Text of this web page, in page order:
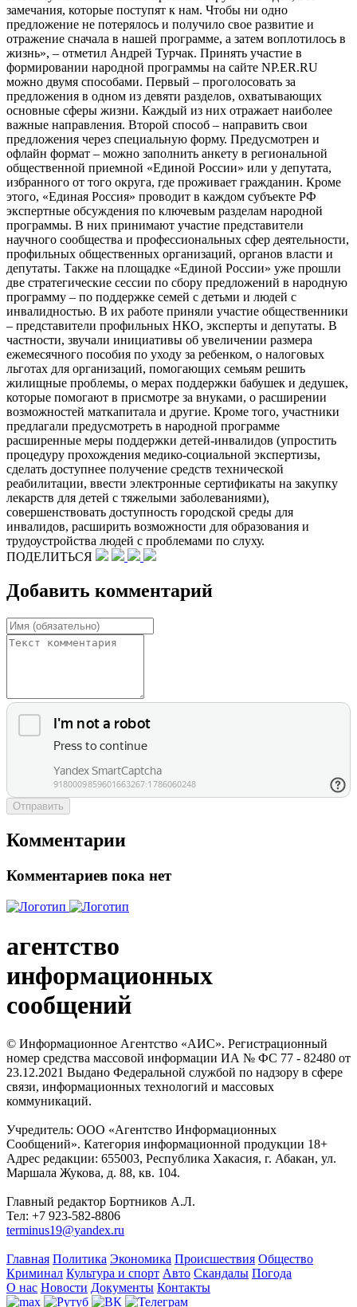
замечания, которые поступят к нам. Чтобы ни одно
предложение не потерялось и получило свое развитие и
отражение сначала в нашей программе, а затем воплотилось в
жизнь», – отметил Андрей Турчак. Принять участие в
формировании народной программы на сайте NP.ER.RU
можно двумя способами. Первый – проголосовать за
предложения в одном из девяти разделов, охватывающих
основные сферы жизни. Каждый из них отражает наиболее
важные направления. Второй способ – направить свои
предложения через специальную форму. Предусмотрен и
офлайн формат – можно заполнить анкету в региональной
общественной приемной «Единой России» или у депутата,
избранного от того округа, где проживает гражданин. Кроме
этого, «Единая Россия» проводит в каждом субъекте РФ
экспертные обсуждения по ключевым разделам народной
программы. В них принимают участие представители
научного сообщества и профессиональных сфер деятельности,
профильных общественных организаций, органов власти и
депутаты. Также на площадке «Единой России» уже прошли
две стратегические сессии по сбору предложений в народную
программу – по поддержке семей с детьми и людей с
инвалидностью. В их работе приняли участие общественники
– представители профильных НКО, эксперты и депутаты. В
частности, звучали инициативы об увеличении размера
ежемесячного пособия по уходу за ребенком, о налоговых
льготах для организаций, помогающих семьям решить
жилищные проблемы, о мерах поддержки бабушек и дедушек,
которые помогают в присмотре за внуками, о расширении
возможностей маткапитала и другие. Кроме того, участники
предлагали предусмотреть в народной программе
расширенные меры поддержки детей-инвалидов (упростить
процедуру прохождения медико-социальной экспертизы,
сделать доступнее получение средств технической
реабилитации, ввести электронные сертификаты на закупку
лекарств для детей с тяжелыми заболеваниями),
совершенствовать доступность городской среды для
инвалидов, расширить возможности для образования и
трудоустройства людей с проблемами по слуху.
ПОДЕЛИТЬСЯ
Добавить комментарий
Отправить
Комментарии
Комментариев пока нет
агентство
информационных
сообщений
© Информационное Агентство «АИС». Регистрационный
номер средства массовой информации ИА № ФС 77 - 82480 от
23.12.2021 Выдано Федеральной службой по надзору в сфере
связи, информационных технологий и массовых
коммуникаций.
Учредитель: ООО «Агентство Информационных
Сообщений». Категория информационной продукции 18+
Адрес редакции: 655003, Республика Хакасия, г. Абакан, ул.
Маршала Жукова, д. 88, кв. 104.
Главный редактор Бортников А.Л.
Тел: +7 923-582-8806
terminus19@yandex.ru
Главная Политика Экономика Происшествия Общество
Криминал Культура и спорт Авто Скандалы Погода
О нас Новости Документы Контакты